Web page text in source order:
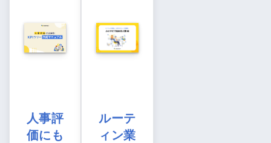
人事評
価にも
ルーテ
ィン業